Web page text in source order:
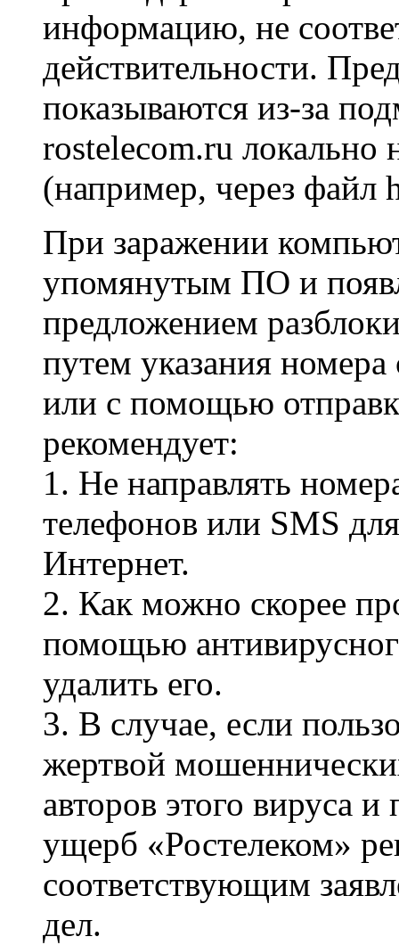
информацию, не
действительности.
показываются из-за
rostelecom.ru локально
(например, через файл
При заражении
упомянутым ПО и
предложением
путем указания
или с помощью
рекомендует:
1. Не направлять
телефонов или SMS
Интернет.
2. Как можно скорее
помощью
удалить его.
3. В случае, если
жертвой
авторов этого вируса
ущерб «Ростелеком»
соответствующим
дел.